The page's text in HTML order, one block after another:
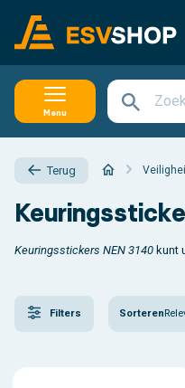
Menu
Terug
Keuringsstickers NEN 3140 kunt
Filters Sorteren